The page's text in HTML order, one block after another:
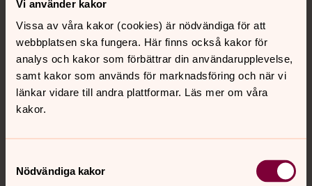
Vi använder kakor
Vissa av våra kakor (cookies) är nödvändiga för att
webbplatsen ska fungera. Här finns också kakor för
analys och kakor som förbättrar din användarupplevelse,
samt kakor som används för marknadsföring och när vi
länkar vidare till andra plattformar. Läs mer om våra
kakor.
Nödvändiga kakor
Kontakt
Kalender
Hitta snabbt
Sociala kanaler